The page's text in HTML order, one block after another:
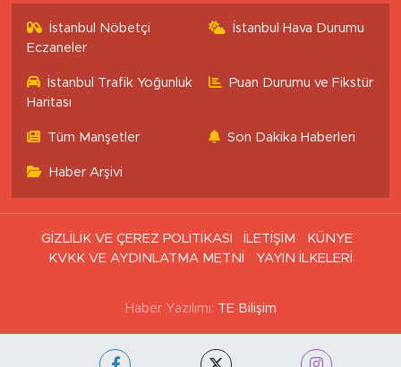
İstanbul Nöbetçi
Eczaneler
İstanbul Hava Durumu
İstanbul Trafik Yoğunluk
Haritası
Puan Durumu ve Fikstür
Tüm Manşetler Son Dakika Haberleri
Haber Arşivi
GİZLİLİK VE ÇEREZ POLİTİKASI İLETİŞİM
KÜNYE
KVKK VE AYDINLATMA METNİ
YAYIN İLKELERİ
Haber Yazılımı: TE Bilişim